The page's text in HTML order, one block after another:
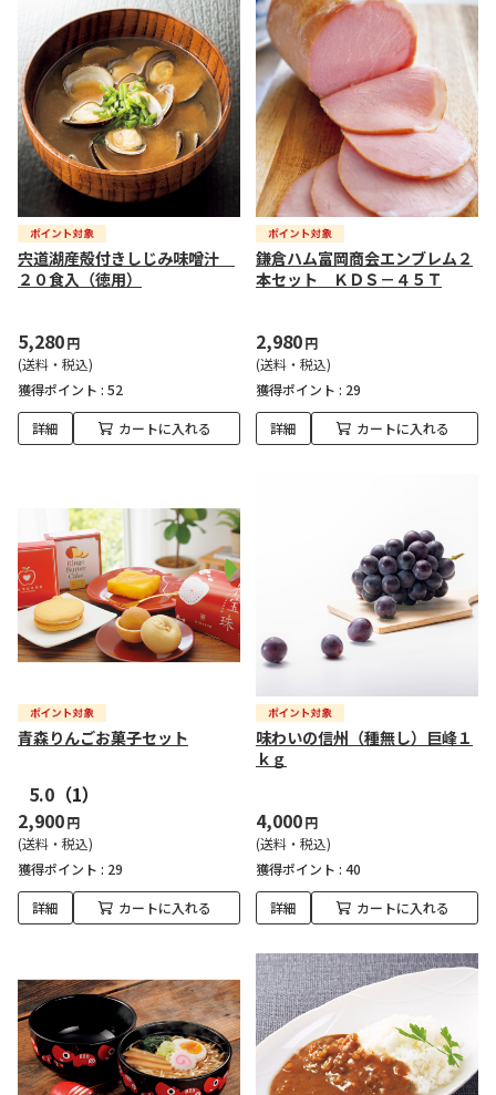
宍道湖産殻付きしじみ味噌汁
２０食入（徳用）
5,280円
(送料・税込)
獲得ポイント : 52
詳細 カートに入れる
鎌倉ハム富岡商会エンブレム２
本セット ＫＤＳ－４５Ｔ
2,980円
(送料・税込)
獲得ポイント : 29
詳細 カートに入れる
青森りんごお菓子セット
5.0 （1）
2,900円
(送料・税込)
獲得ポイント : 29
詳細 カートに入れる
味わいの信州（種無し）巨峰１
ｋｇ
4,000円
(送料・税込)
獲得ポイント : 40
詳細 カートに入れる